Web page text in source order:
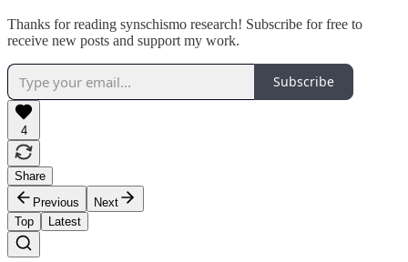
Thanks for reading synschismo research! Subscribe for free to
receive new posts and support my work.
Subscribe
4
Share
Previous
Next
Top
Latest